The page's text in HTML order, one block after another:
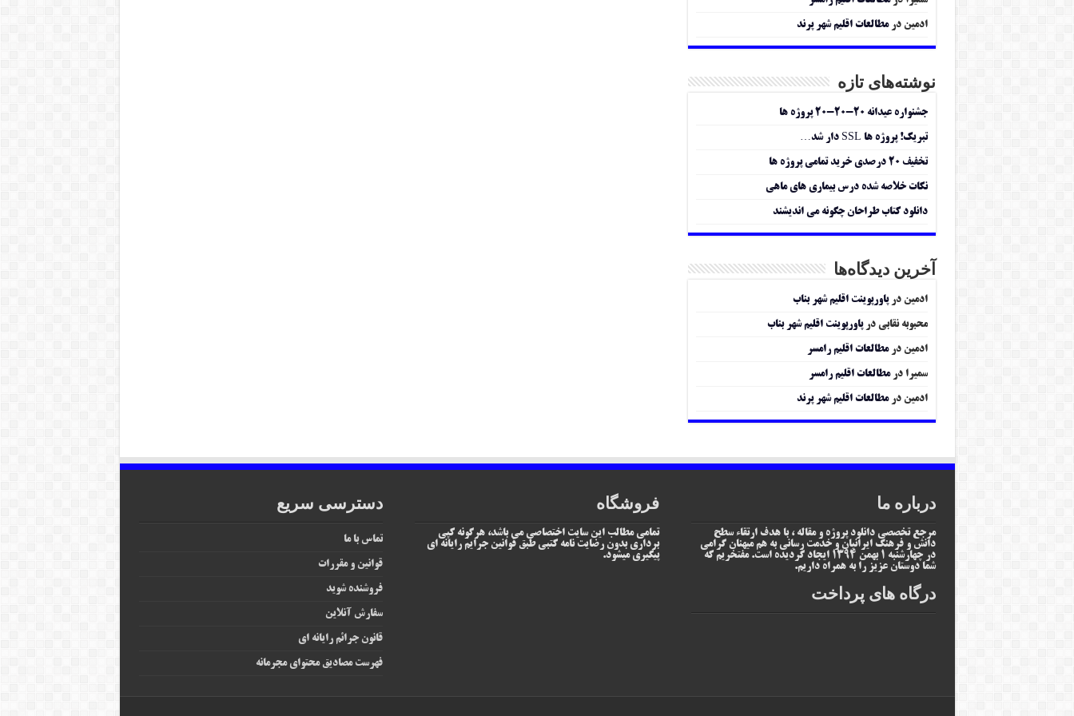
ادمین درمطالعات اقلیم شهر پرند
نوشته‌های تازه
جشنواره عیدانه ۲۰-۲۰-۲۰ پروژه ها
تبریک! پروژه ها SSL دار شد…
تخفیف ۲۰ درصدی خرید تمامی پروژه ها
نکات خلاصه شده درس بیماری های ماهی
دانلود کتاب طراحان چگونه می اندیشند
آخرین دیدگاه‌ها
ادمین درپاورپوینت اقلیم شهر بناب
محبوبه نقابی درپاورپوینت اقلیم شهر بناب
ادمین درمطالعات اقلیم رامسر
سمیرا درمطالعات اقلیم رامسر
ادمین درمطالعات اقلیم شهر پرند
درباره ما
مرجع تخصصی دانلود پروژه و مقاله ، با هدف ارتقاء سطح
دانش و فرهنگ ایرانیان و خدمت رسانی به هم میهنان گرامی
در چهارشنبه 1 بهمن 1394 ایجاد گردیده است. مفتخریم که
شما دوستان عزیز را به همراه داریم.
درگاه های پرداخت
فروشگاه
تمامی مطالب این سایت اختصاصی می باشد، هرگونه کپی
برداری بدون رضایت نامه کتبی طبق قوانین جرایم رایانه ای
پیگیری میشود.
دسترسی سریع
تماس با ما
قوانین و مقررات
فروشنده شوید
سفارش آنلاین
قانون جرائم رایانه‌ ای
فهرست مصادیق محتوای مجرمانه